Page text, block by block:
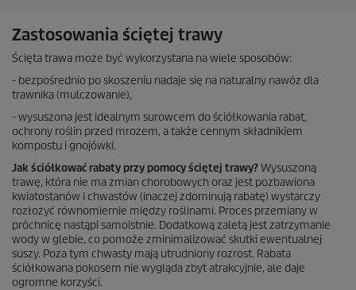
.
0
R
e
e
n
z
j
i
Zastosowania ściętej trawy
Ścięta trawa może być wykorzystana na wiele sposobów:
- bezpośrednio po skoszeniu nadaje się na naturalny nawóz dla
trawnika (mulczowanie),
- wysuszona jest idealnym surowcem do ściółkowania rabat,
ochrony roślin przed mrozem, a także cennym składnikiem
kompostu i gnojówki.
Jak ściółkować rabaty przy pomocy ściętej trawy?Wysuszoną
trawę, która nie ma zmian chorobowych oraz jest pozbawiona
kwiatostanów i chwastów (inaczej zdominują rabatę) wystarczy
rozłożyć równomiernie między roślinami. Proces przemiany w
próchnicę nastąpi samoistnie. Dodatkową zaletą jest zatrzymanie
wody w glebie, co pomoże zminimalizować skutki ewentualnej
suszy. Poza tym chwasty mają utrudniony rozrost. Rabata
ściółkowana pokosem nie wygląda zbyt atrakcyjnie, ale daje
ogromne korzyści.